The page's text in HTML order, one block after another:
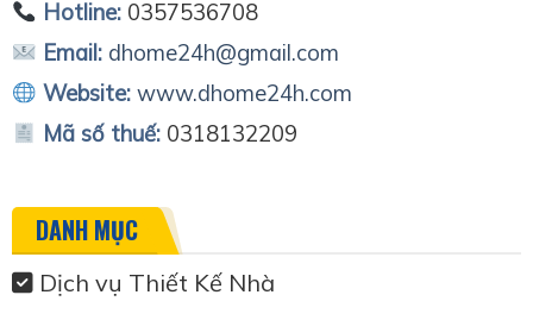
Hotline:0357536708
Email: dhome24h@gmail.com
Website: www.dhome24h.com
Mã số thuế: 0318132209
DANH MỤC
Dịch vụ Thiết Kế Nhà